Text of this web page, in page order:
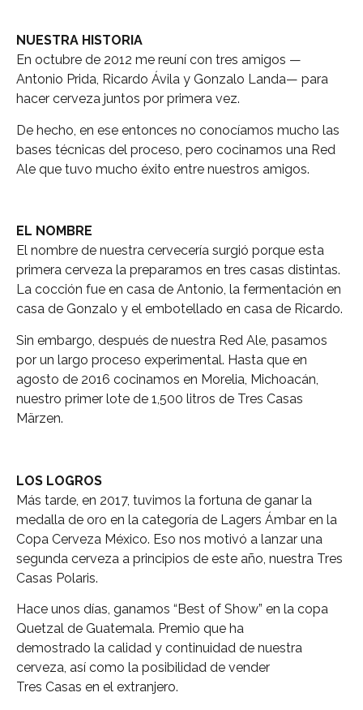
NUESTRA HISTORIA
En octubre de 2012 me reuní con tres amigos —
Antonio Prida, Ricardo Ávila y Gonzalo Landa— para
hacer cerveza juntos por primera vez.
De hecho, en ese entonces no conocíamos mucho las
bases técnicas del proceso, pero cocinamos una Red
Ale que tuvo mucho éxito entre nuestros amigos.
EL NOMBRE
El nombre de nuestra cervecería surgió porque esta
primera cerveza la preparamos en tres casas distintas.
La cocción fue en casa de Antonio, la fermentación en
casa de Gonzalo y el embotellado en casa de Ricardo.
Sin embargo, después de nuestra Red Ale, pasamos
por un largo proceso experimental. Hasta que en
agosto de 2016 cocinamos en Morelia, Michoacán,
nuestro primer lote de 1,500 litros de Tres Casas
Märzen.
LOS LOGROS
Más tarde, en 2017, tuvimos la fortuna de ganar la
medalla de oro en la categoría de Lagers Ámbar en la
Copa Cerveza México. Eso nos motivó a lanzar una
segunda cerveza a principios de este año, nuestra Tres
Casas Polaris.
Hace unos días, ganamos “Best of Show” en la copa
Quetzal de Guatemala. Premio que ha
demostrado la calidad y continuidad de nuestra
cerveza, así como la posibilidad de vender
Tres Casas en el extranjero.